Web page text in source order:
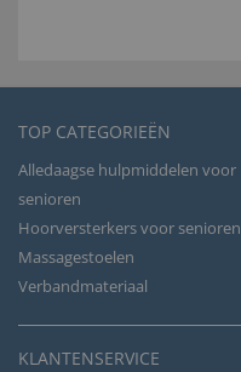
TOP CATEGORIEËN
Alledaagse hulpmiddelen voor
senioren
Hoorversterkers voor senioren
Massagestoelen
Verbandmateriaal
KLANTENSERVICE